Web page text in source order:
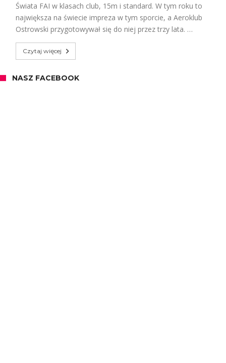
Świata FAI w klasach club, 15m i standard. W tym roku to
największa na świecie impreza w tym sporcie, a Aeroklub
Ostrowski przygotowywał się do niej przez trzy lata. …
Czytaj więcej
NASZ FACEBOOK